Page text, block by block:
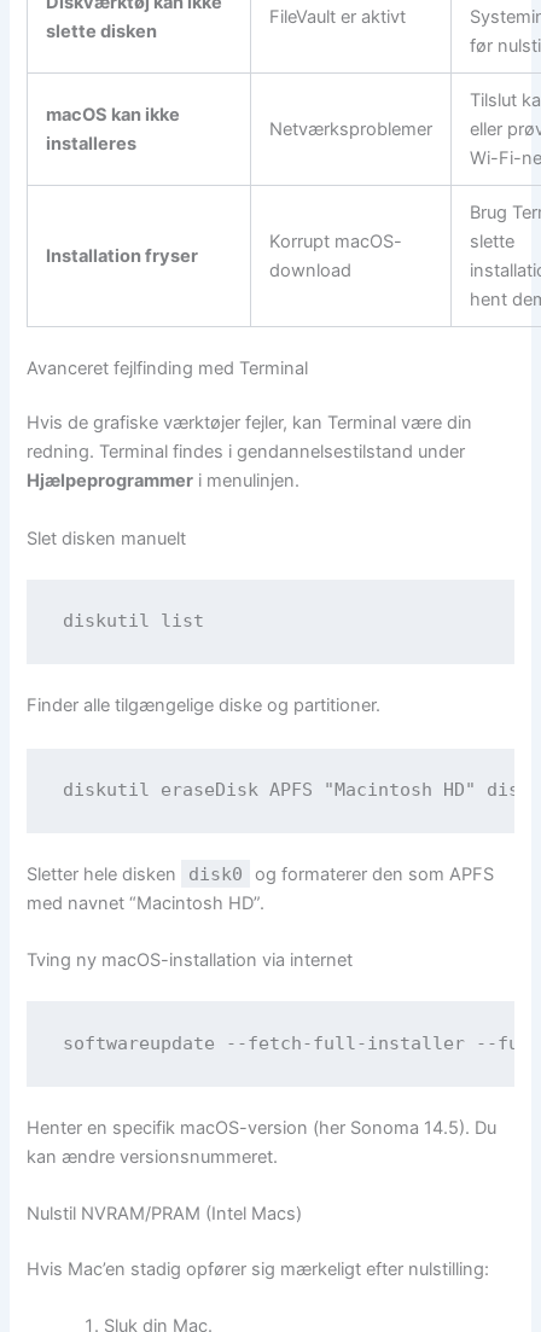
slette disken
FileVault er aktivt
før
macOS kan ikke
installeres
Netværksproblemer
Tilslut
eller
Wi-Fi-
Installation fryser
Korrupt macOS-
download
Brug
slette
hent
Avanceret fejlfinding med Terminal
Hvis de grafiske værktøjer fejler, kan Terminal være din
redning. Terminal findes i gendannelsestilstand under
Hjælpeprogrammer i menulinjen.
Slet disken manuelt
Finder alle tilgængelige diske og partitioner.
Sletter hele disken disk0
og formaterer den som APFS
med navnet “Macintosh HD”.
Tving ny macOS-installation via internet
Henter en specifik macOS-version (her Sonoma 14.5). Du
kan ændre versionsnummeret.
Nulstil NVRAM/PRAM (Intel Macs)
Hvis Mac’en stadig opfører sig mærkeligt efter nulstilling:
Sluk din Mac.